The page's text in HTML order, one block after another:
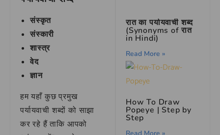
संस्कृत
संस्कारी
शास्त्र
वेद
ज्ञान
हम यहाँ कुछ प्रमुख
पर्यायवाची शब्दों को साझा
कर रहे हैं ताकि आपको
रात का पर्यायवाची शब्द
(Synonyms of रात
in Hindi)
Read More »
How To Draw
Popeye | Step by
Step